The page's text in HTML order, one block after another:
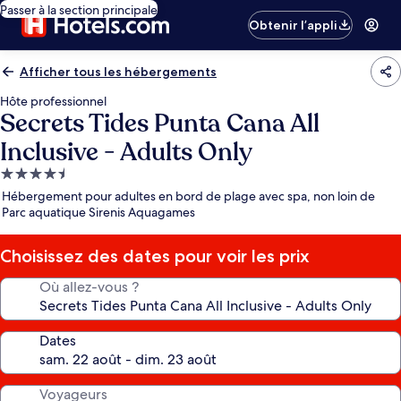
Passer à la section principale
Obtenir l’appli
Afficher tous les hébergements
Hôte professionnel
Secrets Tides Punta Cana All
Inclusive - Adults Only
Hébergement
4.5 étoiles
Hébergement pour adultes en bord de plage avec spa, non loin de
Parc aquatique Sirenis Aquagames
Choisissez des dates pour voir les prix
Où allez-vous ?
Dates
Voyageurs